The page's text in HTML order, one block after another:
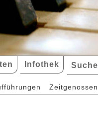
Infothek Suche
Zeitgenossen